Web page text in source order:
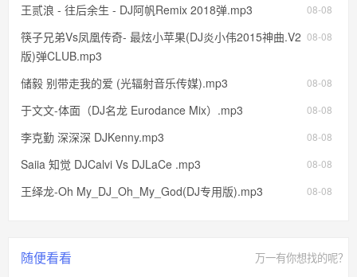
08-08
王贰浪 - 往后余生 - DJ阿帆Remix 2018弹.mp3
08-08
筷子兄弟Vs凤凰传奇- 最炫小苹果(DJ炎小伟2015神曲.V2
版)弹CLUB.mp3
08-08
储毅 别带走我的爱 (光辐射音乐传媒).mp3
08-08
于文文-体面（DJ名龙 Eurodance Mix）.mp3
08-08
李克勤 深深深 DJKenny.mp3
08-08
Saiia 知觉 DJCalvi Vs DJLaCe .mp3
08-08
王绎龙-Oh My_DJ_Oh_My_God(DJ专用版).mp3
随便看看 万一有你想找的呢？